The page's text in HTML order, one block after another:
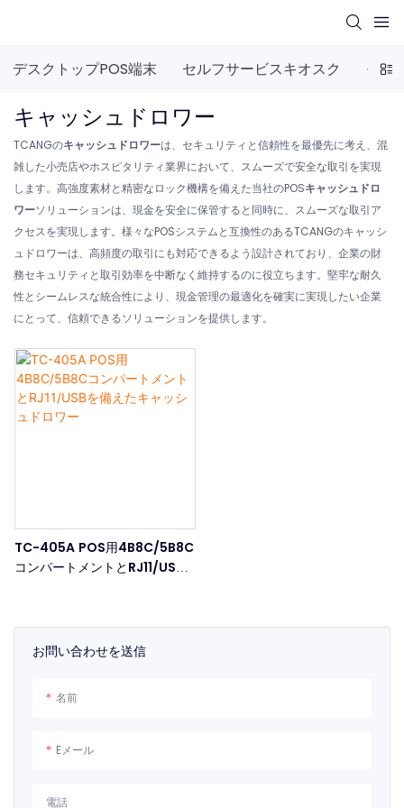
デスクトップPOS端末 セルフサービスキオスク モバ
キャッシュドロワー
TCANGのキャッシュドロワーは、セキュリティと信頼性を最優先に考え、混
雑した小売店やホスピタリティ業界において、スムーズで安全な取引を実現
します。高強度素材と精密なロック機構を備えた当社のPOSキャッシュドロ
ワーソリューションは、現金を安全に保管すると同時に、スムーズな取引ア
クセスを実現します。様々なPOSシステムと互換性のあるTCANGのキャッシ
ュドロワーは、高頻度の取引にも対応できるよう設計されており、企業の財
務セキュリティと取引効率を中断なく維持するのに役立ちます。堅牢な耐久
性とシームレスな統合性により、現金管理の最適化を確実に実現したい企業
にとって、信頼できるソリューションを提供します。
お問い合わせを送信
名前
Eメール
電話
TC-405A POS用4B8C/5B8C
コンパートメントとRJ11/USB